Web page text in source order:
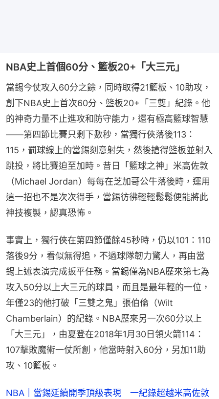
NBA史上首個60分、籃板20+「大三元」
當錫今仗攻入60分之餘，同時取得21籃板、10助攻，
創下NBA史上首次60分、籃板20+「三雙」紀錄。他
的神奇力量不止進攻和防守能力，還有極高籃球智慧
——第四節比賽只剩下數秒，當獨行俠落後113：
115，罰球線上的當錫刻意射失，然後搶得籃板並射入
跳投，將比賽迫至加時。昔日「籃球之神」米高佐敦
（Michael Jordan）每每在芝加哥公牛落後時，運用
這一招也不是次次得手，當錫彷彿輕輕鬆鬆便能將此
神技複製，認真恐怖。
事實上，獨行俠在第四節僅餘45秒時，仍以101：110
落後9分，看似無得追，不過球隊韌力驚人，再由當
錫上述表演完成扳平任務。當錫僅為NBA歷來第七為
攻入50分以上大三元的球員，而且是最年輕的一位，
年僅23的他打破「三雙之鬼」張伯倫（Wilt
Chamberlain）的紀錄。NBA歷來另一次60分以上
「大三元」，由夏登在2018年1月30日領火箭114：
107擊敗魔術一仗所創，他當時射入60分，另加11助
攻、10籃板。
NBA｜當錫延續開季頂級表現 一紀錄超越米高佐敦